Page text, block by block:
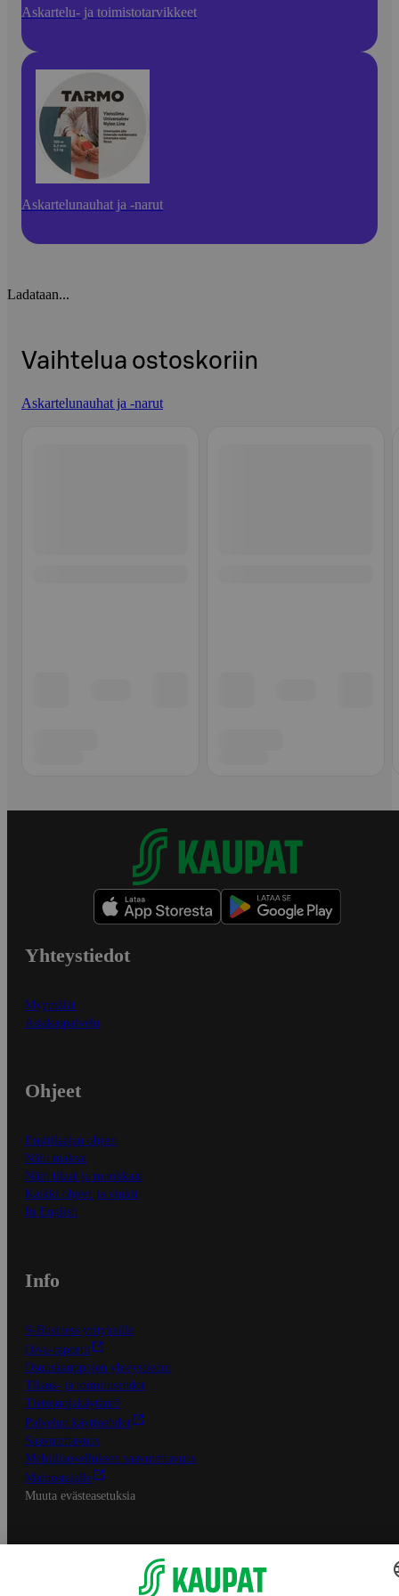
Askartelu- ja toimistotarvikkeet
Askartelunauhat ja -narut
Ladataan...
Vaihtelua ostoskoriin
Askartelunauhat ja -narut
Yhteystiedot
Myymälät
Asiakaspalvelu
Ohjeet
Ensitilaajan ohjeet
Näin maksat
Näin tilaat ja muokkaat
Kaikki ohjeet ja vinkit
In English
Info
S-Business yrityksille
Oiva-raportit
Osuuskauppojen yhteystiedot
Tilaus- ja toimitusehdot
Tietosuojakäytäntö
Palvelun käyttöehdot
Saavutettavuus
Mobiilisovelluksen saavutettavuus
Mainostajalle
Muuta evästeasetuksia
S-ryhmän palvelut